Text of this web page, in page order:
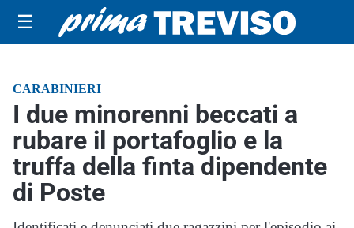
☰
CARABINIERI
I due minorenni beccati a
rubare il portafoglio e la
truffa della finta dipendente
di Poste